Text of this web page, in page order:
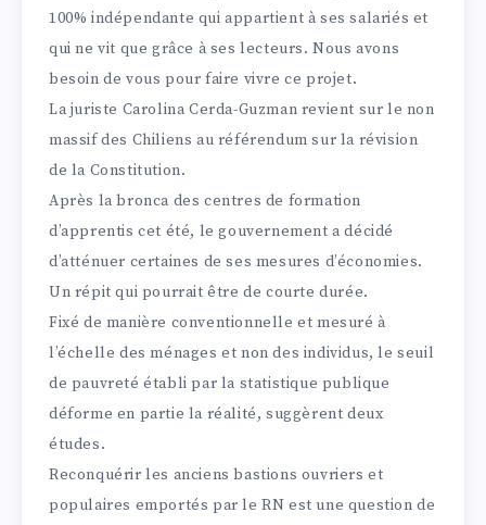
100% indépendante qui appartient à ses salariés et
qui ne vit que grâce à ses lecteurs. Nous avons
besoin de vous pour faire vivre ce projet.
La juriste Carolina Cerda-Guzman revient sur le non
massif des Chiliens au référendum sur la révision
de la Constitution.
Après la bronca des centres de formation
d’apprentis cet été, le gouvernement a décidé
d’atténuer certaines de ses mesures d’économies.
Un répit qui pourrait être de courte durée.
Fixé de manière conventionnelle et mesuré à
l’échelle des ménages et non des individus, le seuil
de pauvreté établi par la statistique publique
déforme en partie la réalité, suggèrent deux
études.
Reconquérir les anciens bastions ouvriers et
populaires emportés par le RN est une question de